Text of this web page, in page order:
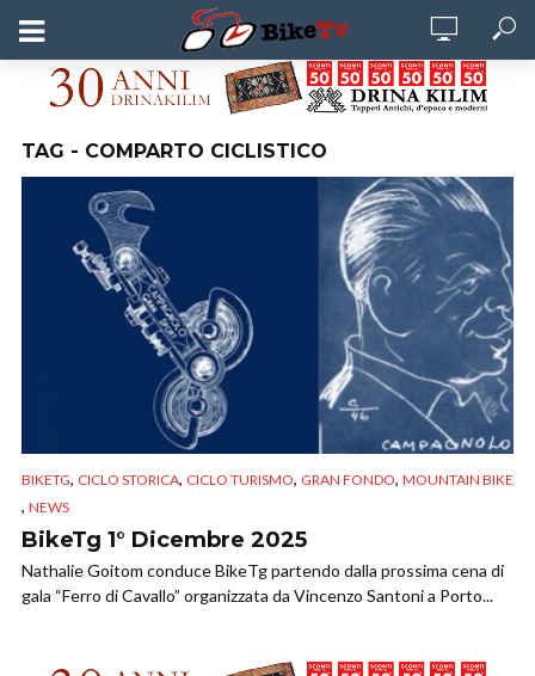
TAG - COMPARTO CICLISTICO
BIKETG, CICLO STORICA, CICLO TURISMO, GRAN FONDO, MOUNTAIN BIKE
, NEWS
BikeTg 1° Dicembre 2025
Nathalie Goitom conduce BikeTg partendo dalla prossima cena di
gala “Ferro di Cavallo” organizzata da Vincenzo Santoni a Porto...